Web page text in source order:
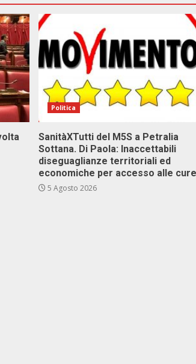
Politica
SanitàXTutti del M5S a Petralia
Sottana. Di Paola: Inaccettabili
diseguaglianze territoriali ed
economiche per accesso alle cure
5 Agosto 2026